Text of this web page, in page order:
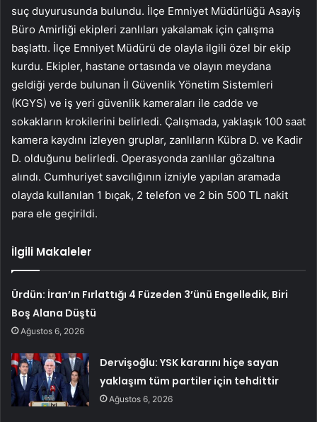
suç duyurusunda bulundu. İlçe Emniyet Müdürlüğü Asayiş
Büro Amirliği ekipleri zanlıları yakalamak için çalışma
başlattı. İlçe Emniyet Müdürü de olayla ilgili özel bir ekip
kurdu. Ekipler, hastane ortasında ve olayın meydana
geldiği yerde bulunan İl Güvenlik Yönetim Sistemleri
(KGYS) ve iş yeri güvenlik kameraları ile cadde ve
sokakların krokilerini belirledi. Çalışmada, yaklaşık 100 saat
kamera kaydını izleyen gruplar, zanlıların Kübra D. ve Kadir
D. olduğunu belirledi. Operasyonda zanlılar gözaltına
alındı. Cumhuriyet savcılığının izniyle yapılan aramada
olayda kullanılan 1 bıçak, 2 telefon ve 2 bin 500 TL nakit
para ele geçirildi.
İlgili Makaleler
Ürdün: İran’ın Fırlattığı 4 Füzeden 3’ünü Engelledik, Biri
Boş Alana Düştü
Ağustos 6, 2026
Dervişoğlu: YSK kararını hiçe sayan
yaklaşım tüm partiler için tehdittir
Ağustos 6, 2026